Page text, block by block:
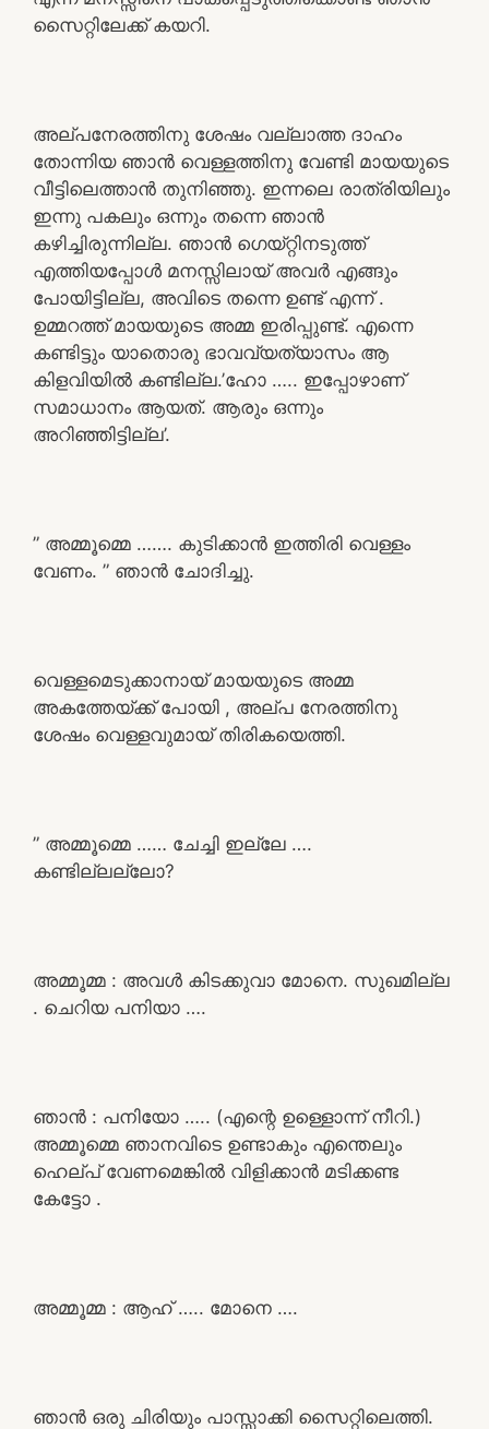
സൈറ്റിലേക്ക് കയറി.
അല്പനേരത്തിനു ശേഷം വല്ലാത്ത ദാഹം
തോന്നിയ ഞാൻ വെള്ളത്തിനു വേണ്ടി മായയുടെ
വീട്ടിലെത്താൻ തുനിഞ്ഞു. ഇന്നലെ രാത്രിയിലും
ഇന്നു പകലും ഒന്നും തന്നെ ഞാൻ
കഴിച്ചിരുന്നില്ല. ഞാൻ ഗെയ്റ്റിനടുത്ത്
എത്തിയപ്പോൾ മനസ്സിലായ് അവർ എങ്ങും
പോയിട്ടില്ല, അവിടെ തന്നെ ഉണ്ട് എന്ന് .
ഉമ്മറത്ത് മായയുടെ അമ്മ ഇരിപ്പുണ്ട്. എന്നെ
കണ്ടിട്ടും യാതൊരു ഭാവവ്യത്യാസം ആ
കിളവിയിൽ കണ്ടില്ല.’ഹോ ….. ഇപ്പോഴാണ്
സമാധാനം ആയത്. ആരും ഒന്നും
അറിഞ്ഞിട്ടില്ല’.
” അമ്മൂമ്മെ ……. കുടിക്കാൻ ഇത്തിരി വെള്ളം
വേണം. ” ഞാൻ ചോദിച്ചു.
വെള്ളമെടുക്കാനായ് മായയുടെ അമ്മ
അകത്തേയ്ക്ക് പോയി , അല്പ നേരത്തിനു
ശേഷം വെള്ളവുമായ് തിരികയെത്തി.
” അമ്മൂമ്മെ …… ചേച്ചി ഇല്ലേ ….
കണ്ടില്ലല്ലോ?
അമ്മൂമ്മ : അവൾ കിടക്കുവാ മോനെ. സുഖമില്ല
. ചെറിയ പനിയാ ….
ഞാൻ : പനിയോ ….. (എന്റെ ഉള്ളൊന്ന് നീറി.)
അമ്മൂമ്മെ ഞാനവിടെ ഉണ്ടാകും എന്തെലും
ഹെല്പ് വേണമെങ്കിൽ വിളിക്കാൻ മടിക്കണ്ട
കേട്ടോ .
അമ്മൂമ്മ : ആഹ് ….. മോനെ ….
ഞാൻ ഒരു ചിരിയും പാസ്സാക്കി സൈറ്റിലെത്തി.